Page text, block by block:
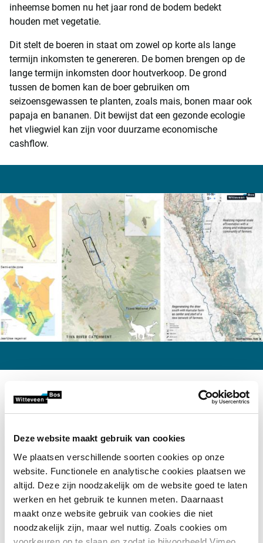
Deze website maakt gebruik van cookies
We plaatsen verschillende soorten cookies op onze
website. Functionele en analytische cookies plaatsen we
altijd. Deze zijn noodzakelijk om de website goed te laten
werken en het gebruik te kunnen meten. Daarnaast
maakt onze website gebruik van cookies die niet
noodzakelijk zijn, maar wel nuttig. Zoals cookies om
inheemse bomen nu het jaar rond de bodem bedekt
houden met vegetatie.
Dit stelt de boeren in staat om zowel op korte als lange
termijn inkomsten te genereren. De bomen brengen op de
lange termijn inkomsten door houtverkoop. De grond
tussen de bomen kan de boer gebruiken om
seizoensgewassen te planten, zoals mais, bonen maar ook
papaja en bananen. Dit bewijst dat een gezonde ecologie
het vliegwiel kan zijn voor duurzame economische
cashflow.
Schaalvergroting via gebied-
en landschapsvisie
Om Africa Wood Grow (AWG) te helpen de impact te
visiedocument opgesteld. Binnen Witteveen+Bos is dit
vanuit de MVO-gedachte onbezoldigd opgepakt door het
expertiseteam Landschapsarchitectuur, Stedenbouw en
De basis wordt gevormd door een gebied- en